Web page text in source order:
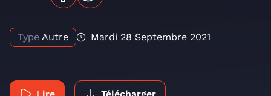
Type Autre Mardi 28 Septembre 2021